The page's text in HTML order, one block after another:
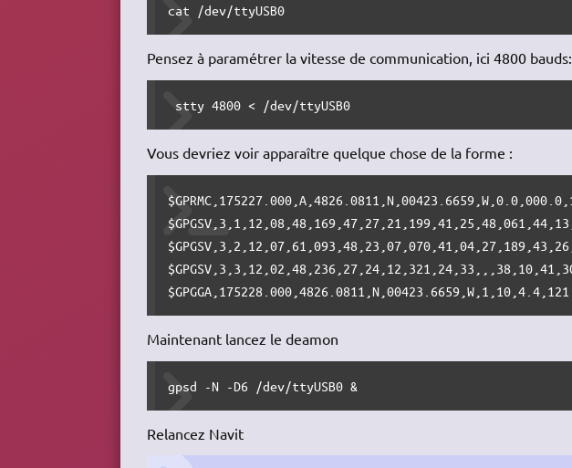
cat /dev/ttyUSB0
Pensez à paramétrer la vitesse de communication, ici 4800 bauds:
stty 4800 < /dev/ttyUSB0
Vous devriez voir apparaître quelque chose de la forme :
Maintenant lancez le deamon
gpsd -N -D6 /dev/ttyUSB0 &
Relancez Navit